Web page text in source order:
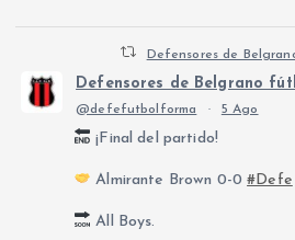
Defensores de
Defensores de Belgrano
@defefutbolforma · 5 Ago
¡Final del partido!
Almirante Brown 0-0#Defe
All Boys.